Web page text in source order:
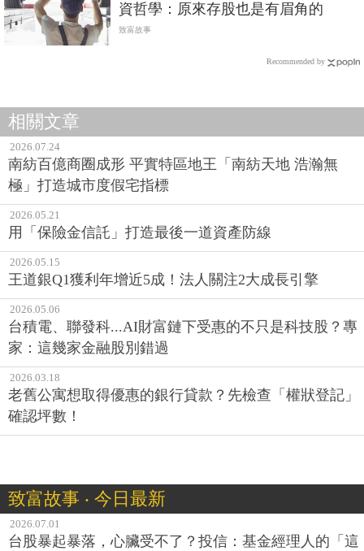
資哲學：原來存股也是有眉角的
致富故事
Recommended by
相關文章
2026.07.24
南紡百億商圈成形 平實特區地王「南紡天地 浩瀚無
極」打造城市度假宅指標
2026.05.21
用「保險金信託」打造最後一道資產防線
2026.05.15
王道銀Q1獲利年增近5成！法人關注2大成長引擎
2026.05.06
台積電、聯發科...AI財富鏈下受惠的不只是科技股？專
家：這幾家金融股別錯過
2026.03.18
老舊公寓想取得優惠的銀行貸款？先檢查「權狀登記」
確認坪數！
致富故事 ‧ 今日最新
2026.07.01
台股暴起暴落，心臟受不了？投信：基金經理人的「這